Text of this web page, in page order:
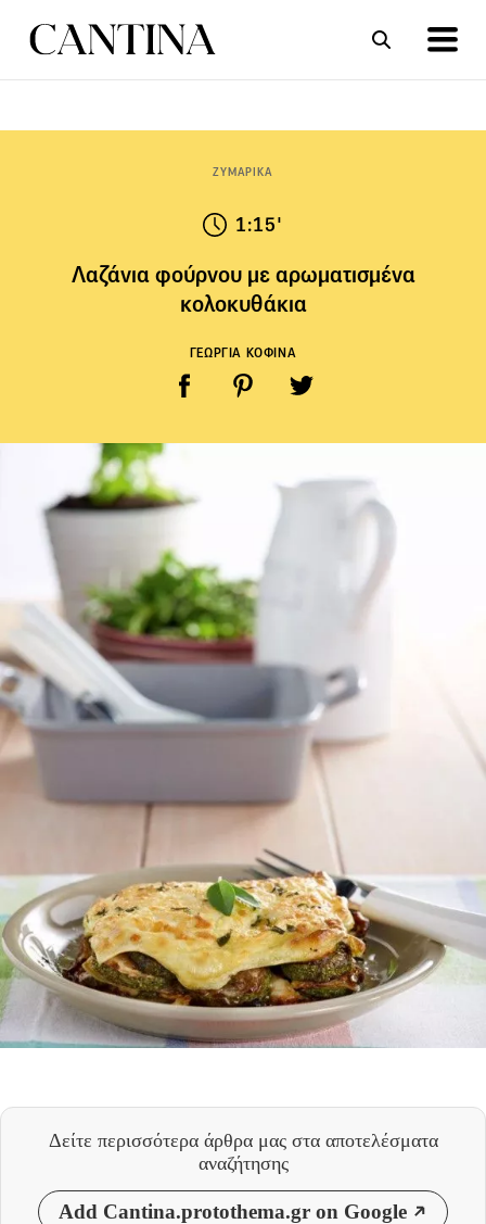
ΖΥΜΑΡΙΚΑ
1:15'
Λαζάνια φούρνου με αρωματισμένα
κολοκυθάκια
ΓΕΩΡΓΙΑ ΚΟΦΙΝΑ
Δείτε περισσότερα άρθρα μας στα αποτελέσματα
αναζήτησης
Add Cantina.protothema.gr on Google